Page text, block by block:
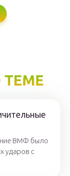
ВМФ было
ударов с